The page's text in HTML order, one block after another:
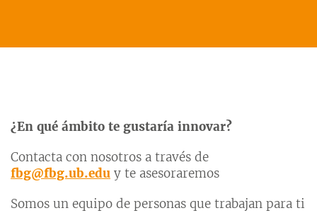
¿En qué ámbito te gustaría innovar?
Contacta con nosotros a través de
fbg@fbg.ub.edu y te asesoraremos
Somos un equipo de personas que trabajan para ti